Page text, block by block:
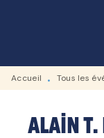
Accueil • Tous les
Alain